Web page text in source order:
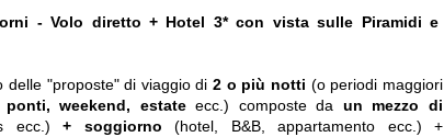
- Volo diretto + Hotel 3* con vista sulle Piramidi e
delle "proposte" di viaggio di2 o più notti (o periodi maggiori
weekend, estateecc.) composte da un mezzo di
ecc.) + soggiorno (hotel, B&B, appartamento ecc.) +